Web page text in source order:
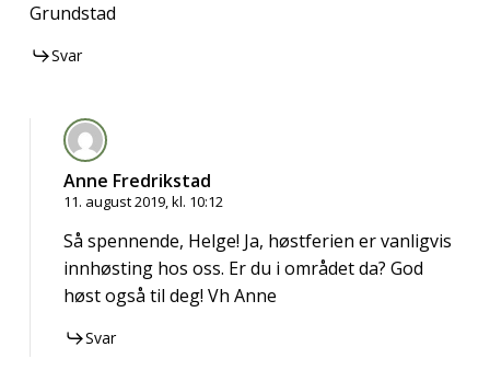
Grundstad
Svar
Anne Fredrikstad
11. august 2019, kl. 10:12
Så spennende, Helge! Ja, høstferien er vanligvis
innhøsting hos oss. Er du i området da? God
høst også til deg! Vh Anne
Svar